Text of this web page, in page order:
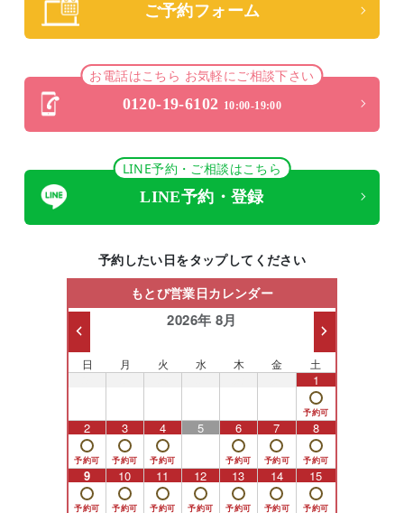
ご予約フォーム
お電話はこちら お気軽にご相談下さい
0120-19-6102 10:00-19:00
LINE予約・ご相談はこちら
LINE予約・登録
予約したい日をタップしてください
もとび営業日カレンダー
2026年 8月
日 月 火 水 木 金 土
1
2 3 4 5 6 7 8
9 10 11 12 13 14 15